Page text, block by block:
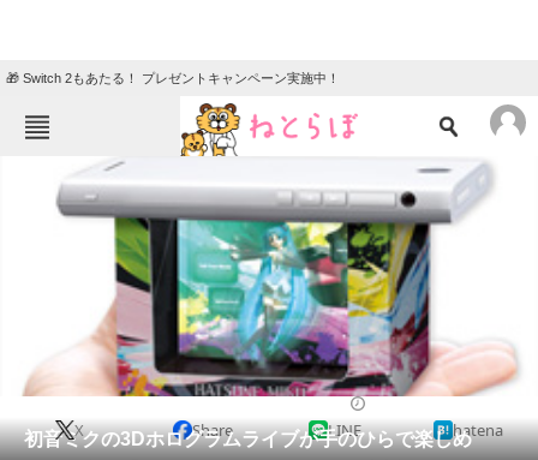
🎁 Switch 2もあたる！ プレゼントキャンペーン実施中！
ねとらぼメニュー
ニュース
クイズ
地域
教育・育児
動物 リサーチ
会員記事
初音ミクの3Dホログラムライブが手のひらで楽しめ
X Share LINE hatena